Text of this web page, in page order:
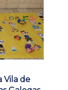
Vila de